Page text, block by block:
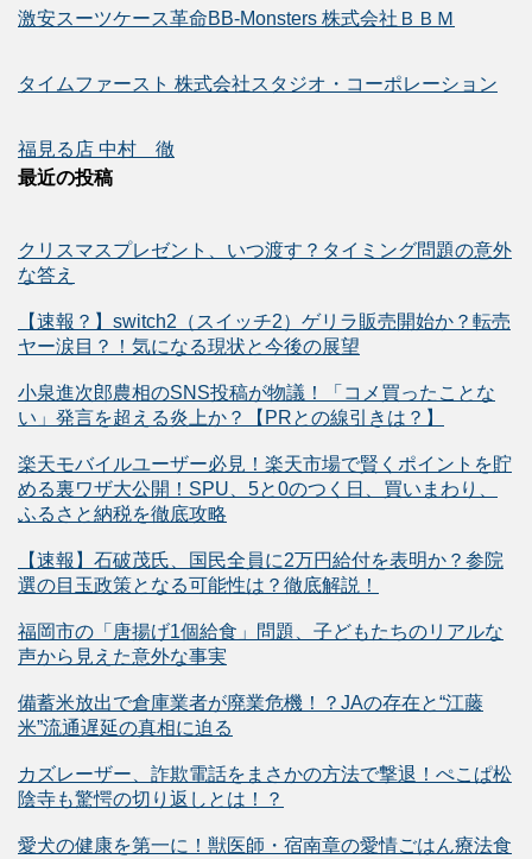
激安スーツケース革命BB-Monsters 株式会社ＢＢＭ
タイムファースト 株式会社スタジオ・コーポレーション
福見る店 中村 徹
最近の投稿
クリスマスプレゼント、いつ渡す？タイミング問題の意外
な答え
【速報？】switch2（スイッチ2）ゲリラ販売開始か？転売
ヤー涙目？！気になる現状と今後の展望
小泉進次郎農相のSNS投稿が物議！「コメ買ったことな
い」発言を超える炎上か？【PRとの線引きは？】
楽天モバイルユーザー必見！楽天市場で賢くポイントを貯
める裏ワザ大公開！SPU、5と0のつく日、買いまわり、
ふるさと納税を徹底攻略
【速報】石破茂氏、国民全員に2万円給付を表明か？参院
選の目玉政策となる可能性は？徹底解説！
福岡市の「唐揚げ1個給食」問題、子どもたちのリアルな
声から見えた意外な事実
備蓄米放出で倉庫業者が廃業危機！？JAの存在と“江藤
米”流通遅延の真相に迫る
カズレーザー、詐欺電話をまさかの方法で撃退！ぺこぱ松
陰寺も驚愕の切り返しとは！？
愛犬の健康を第一に！獣医師・宿南章の愛情ごはん療法食